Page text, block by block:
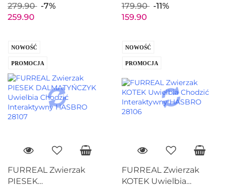
28119
279.90
-7%
259.90
28056
179.90
-11%
159.90
NOWOŚĆ
PROMOCJA
FURREAL Zwierzak
PIESEK
NOWOŚĆ
PROMOCJA
FURREAL Zwierzak
KOTEK Uwielbia